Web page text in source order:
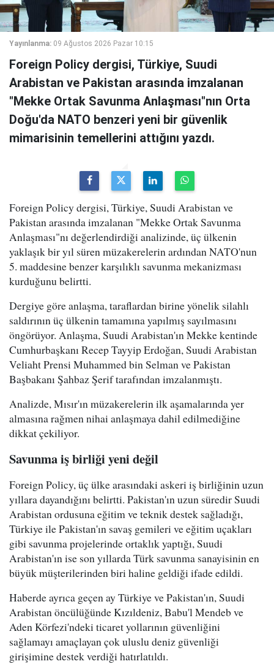
Yayınlanma: 09 Ağustos 2026 Pazar 10:15
Foreign Policy dergisi, Türkiye, Suudi
Arabistan ve Pakistan arasında imzalanan
"Mekke Ortak Savunma Anlaşması"nın Orta
Doğu'da NATO benzeri yeni bir güvenlik
mimarisinin temellerini attığını yazdı.
Foreign Policy dergisi, Türkiye, Suudi Arabistan ve
Pakistan arasında imzalanan "Mekke Ortak Savunma
Anlaşması"nı değerlendirdiği analizinde, üç ülkenin
yaklaşık bir yıl süren müzakerelerin ardından NATO'nun
5. maddesine benzer karşılıklı savunma mekanizması
kurduğunu belirtti.
Dergiye göre anlaşma, taraflardan birine yönelik silahlı
saldırının üç ülkenin tamamına yapılmış sayılmasını
öngörüyor. Anlaşma, Suudi Arabistan'ın Mekke kentinde
Cumhurbaşkanı Recep Tayyip Erdoğan, Suudi Arabistan
Veliaht Prensi Muhammed bin Selman ve Pakistan
Başbakanı Şahbaz Şerif tarafından imzalanmıştı.
Analizde, Mısır'ın müzakerelerin ilk aşamalarında yer
almasına rağmen nihai anlaşmaya dahil edilmediğine
dikkat çekiliyor.
Savunma iş birliği yeni değil
Foreign Policy, üç ülke arasındaki askeri iş birliğinin uzun
yıllara dayandığını belirtti. Pakistan'ın uzun süredir Suudi
Arabistan ordusuna eğitim ve teknik destek sağladığı,
Türkiye ile Pakistan'ın savaş gemileri ve eğitim uçakları
gibi savunma projelerinde ortaklık yaptığı, Suudi
Arabistan'ın ise son yıllarda Türk savunma sanayisinin en
büyük müşterilerinden biri haline geldiği ifade edildi.
Haberde ayrıca geçen ay Türkiye ve Pakistan'ın, Suudi
Arabistan öncülüğünde Kızıldeniz, Babu'l Mendeb ve
Aden Körfezi'ndeki ticaret yollarının güvenliğini
sağlamayı amaçlayan çok uluslu deniz güvenliği
girişimine destek verdiği hatırlatıldı.